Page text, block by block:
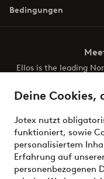
Deine Cookies,
Jotex nutzt
funktioniert, sowie
personalisiertem
Erfahrung auf
personenbezogenen
Bedingungen
Ellos is the leading
the latest trends,